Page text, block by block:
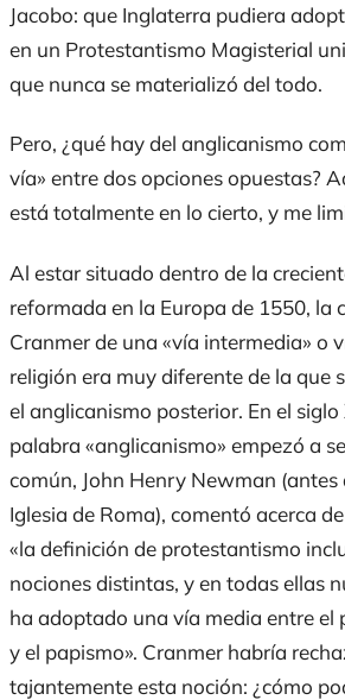
Jacobo: que Inglaterra pudiera
en un Protestantismo Magisterial
que nunca se materializó del todo.
Pero, ¿qué hay del anglicanismo
vía» entre dos opciones opuestas?
está totalmente en lo cierto, y me
Al estar situado dentro de la
reformada en la Europa de 1550, la
Cranmer de una «vía intermedia» o
religión era muy diferente de la que
el anglicanismo posterior. En el siglo
palabra «anglicanismo» empezó a
común, John Henry Newman (antes
Iglesia de Roma), comentó acerca
«la definición de protestantismo
nociones distintas, y en todas ellas
ha adoptado una vía media entre el
y el papismo». Cranmer habría
tajantemente esta noción: ¿cómo